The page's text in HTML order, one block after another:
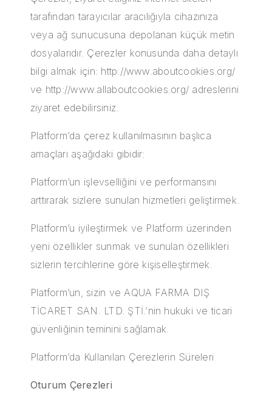
tarafından tarayıcılar aracılığıyla cihazınıza
veya ağ sunucusuna depolanan küçük metin
dosyalarıdır. Çerezler konusunda daha detaylı
bilgi almak için: http://www.aboutcookies.org/
ve http://www.allaboutcookies.org/ adreslerini
ziyaret edebilirsiniz.
Platform’da çerez kullanılmasının başlıca
amaçları aşağıdaki gibidir:
Platform’un işlevselliğini ve performansını
arttırarak sizlere sunulan hizmetleri geliştirmek.
Platform’u iyileştirmek ve Platform üzerinden
yeni özellikler sunmak ve sunulan özellikleri
sizlerin tercihlerine göre kişiselleştirmek.
Platform’un, sizin ve AQUA FARMA DIŞ
TİCARET SAN. LTD. ŞTİ.’nin hukuki ve ticari
güvenliğinin teminini sağlamak.
Platform’da Kullanılan Çerezlerin Süreleri
Oturum Çerezleri